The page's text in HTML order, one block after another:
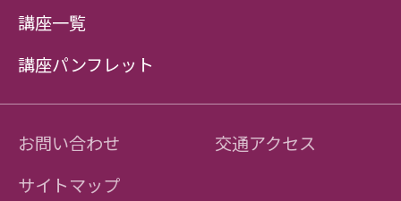
講座一覧
講座パンフレット
お問い合わせ
交通アクセス
サイトマップ